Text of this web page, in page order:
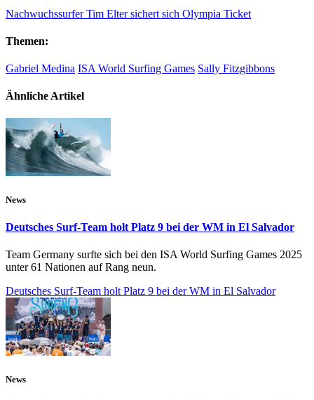
Nachwuchssurfer Tim Elter sichert sich Olympia Ticket
Themen:
Gabriel Medina ISA World Surfing Games Sally Fitzgibbons
Ähnliche Artikel
News
Deutsches Surf-Team holt Platz 9 bei der WM in El Salvador
Team Germany surfte sich bei den ISA World Surfing Games 2025
unter 61 Nationen auf Rang neun.
Deutsches Surf-Team holt Platz 9 bei der WM in El Salvador
News